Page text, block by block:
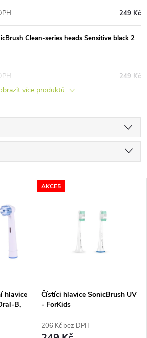
249 Kč
Clean-series heads Sensitive black 2
249 Kč
více produktů
hlavice
B,
AKCE5
Čístíci hlavice SonicBrush UV
- ForKids
206 Kč bez DPH